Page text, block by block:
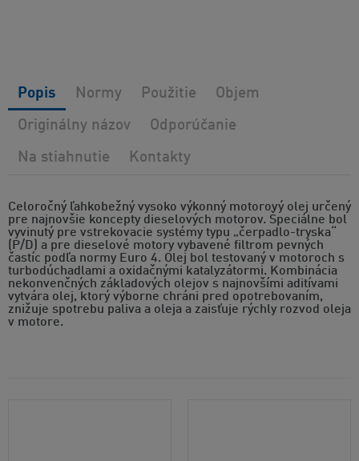
Celoročný ľahkobežný vysoko výkonný motorový olej určený
pre najnovšie koncepty dieselových motorov. Špeciálne bol
vyvinutý pre vstrekovacie systémy typu „čerpadlo-tryska“
(P/D) a pre dieselové motory vybavené filtrom pevných
častíc podľa normy Euro 4. Olej bol testovaný v motoroch s
turbodúchadlami a oxidačnými katalyzátormi. Kombinácia
nekonvenčných základových olejov s najnovšími aditívami
vytvára olej, ktorý výborne chráni pred opotrebovaním,
znižuje spotrebu paliva a oleja a zaisťuje rýchly rozvod oleja
v motore.
Popis Normy Použitie Objem
Originálny názov Odporúčanie
Na stiahnutie Kontakty